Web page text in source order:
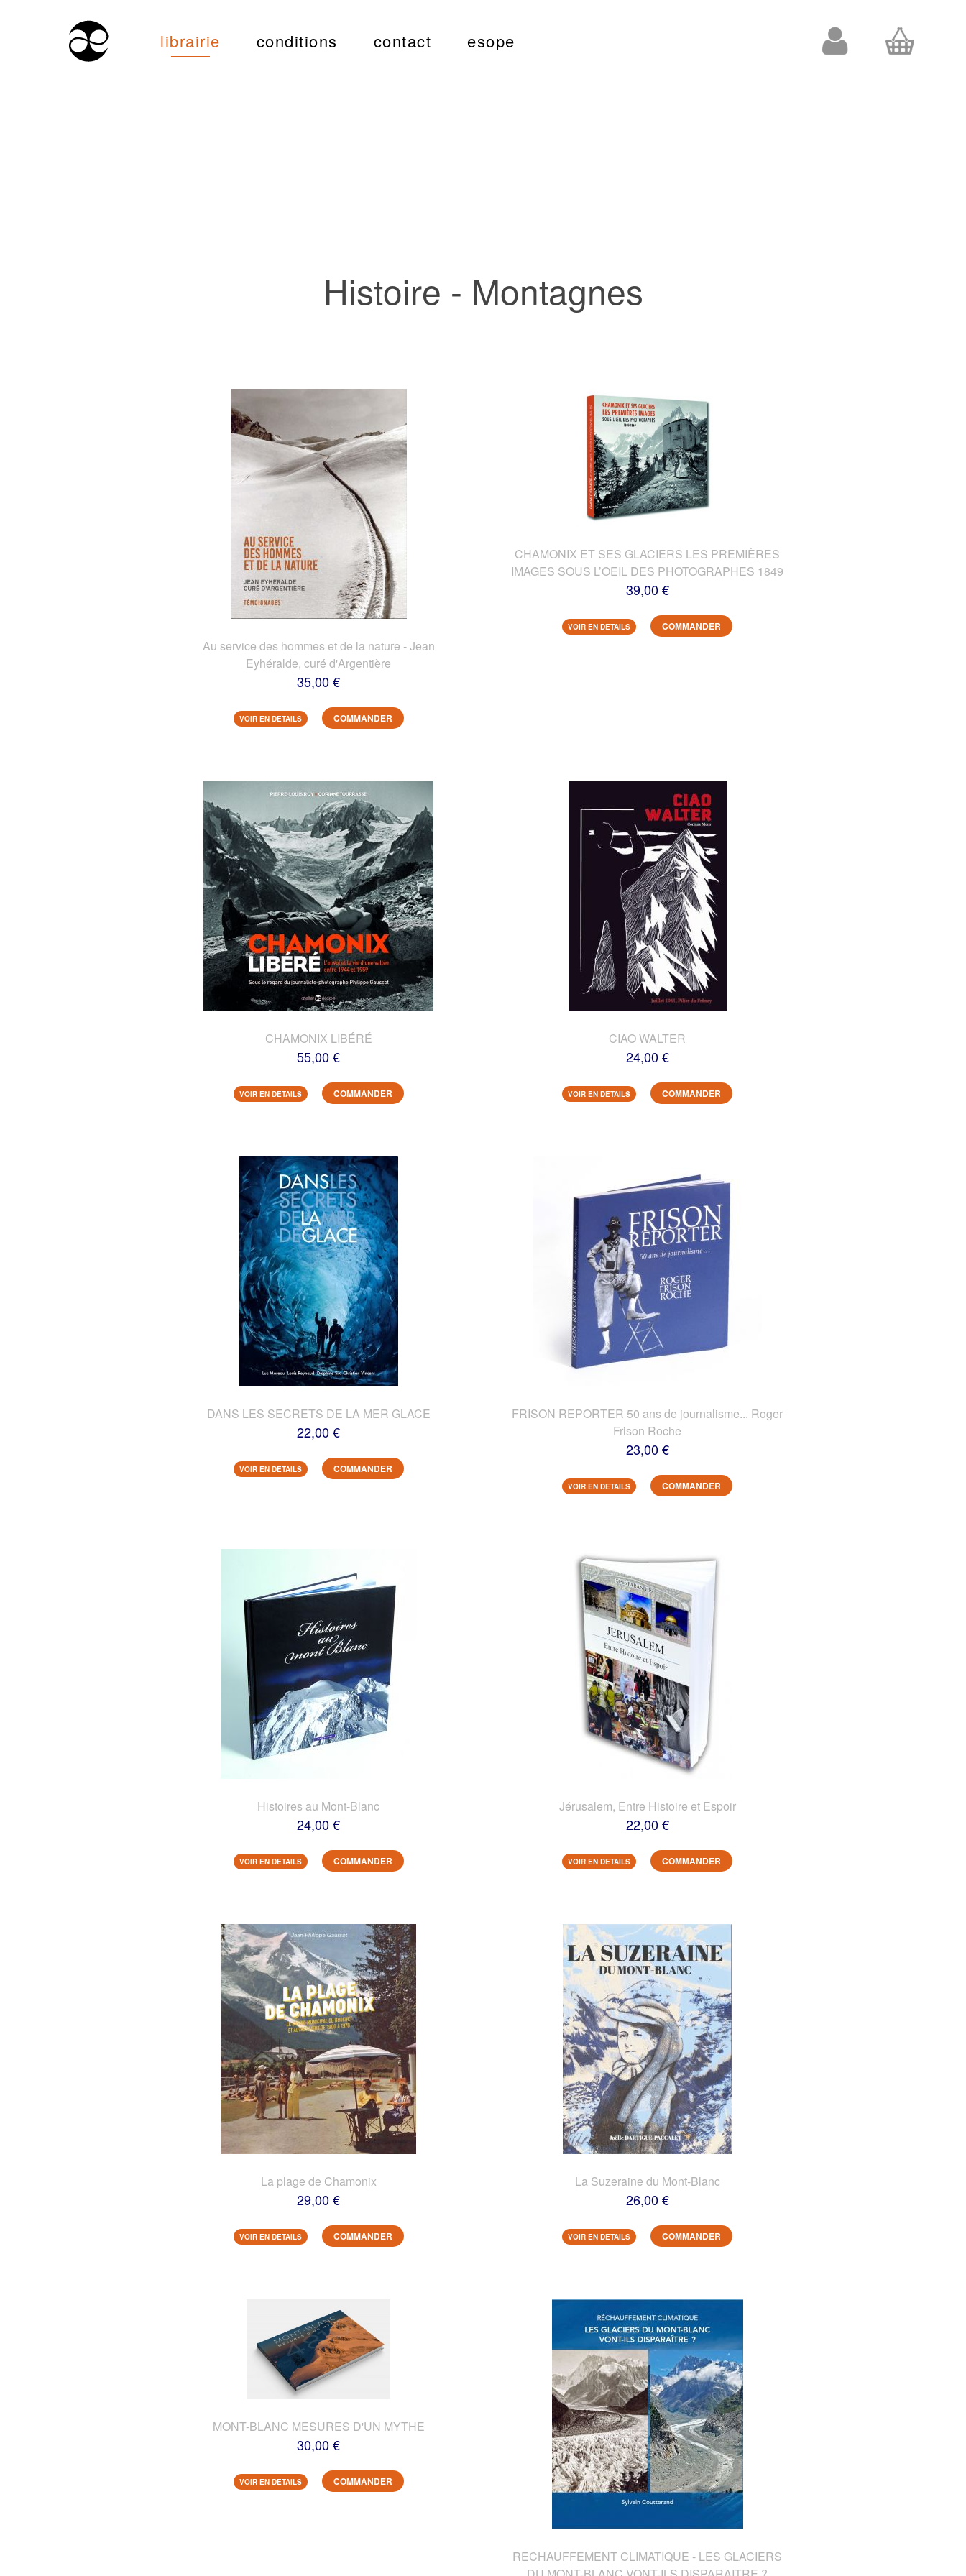
librairie conditions contact esope
Histoire - Montagnes
Au service des hommes et de la nature - Jean
Eyhéralde, curé d'Argentière
35,00 €
VOIR EN DETAILS COMMANDER
CHAMONIX ET SES GLACIERS LES PREMIÈRES
IMAGES SOUS L’OEIL DES PHOTOGRAPHES 1849
39,00 €
VOIR EN DETAILS COMMANDER
CHAMONIX LIBÉRÉ
55,00 €
VOIR EN DETAILS COMMANDER
CIAO WALTER
24,00 €
VOIR EN DETAILS COMMANDER
DANS LES SECRETS DE LA MER GLACE
22,00 €
VOIR EN DETAILS COMMANDER
FRISON REPORTER 50 ans de journalisme... Roger
Frison Roche
23,00 €
VOIR EN DETAILS COMMANDER
Histoires au Mont-Blanc
24,00 €
VOIR EN DETAILS COMMANDER
Jérusalem, Entre Histoire et Espoir
22,00 €
VOIR EN DETAILS COMMANDER
La plage de Chamonix
29,00 €
VOIR EN DETAILS COMMANDER
La Suzeraine du Mont-Blanc
26,00 €
VOIR EN DETAILS COMMANDER
MONT-BLANC MESURES D'UN MYTHE
30,00 €
VOIR EN DETAILS COMMANDER
RECHAUFFEMENT CLIMATIQUE - LES GLACIERS